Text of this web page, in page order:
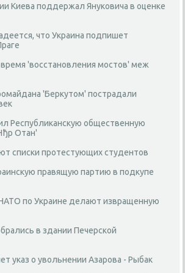
Киева поддержал Януковича в оценке
что Украина подпишет
'восстановления мостов' меж
'Беркутом' пострадали
Республиканскую общественную
Отан'
списки протестующих студентов
правящую партию в подкупе
по Украине делают извращенную
в здании Печерской
указ о увольнении Азарова - Рыбак